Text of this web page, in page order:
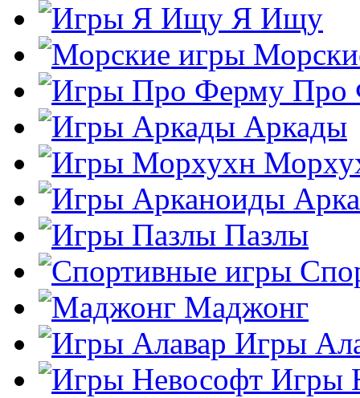
Я Ищу
Про
Аркады
Пазлы
Маджонг
Игры
Игры